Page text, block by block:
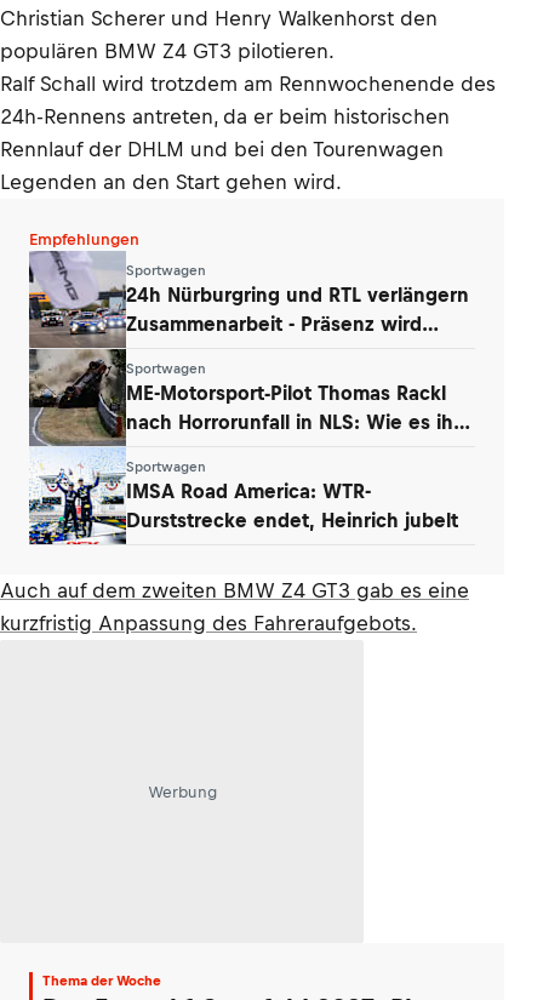
Christian Scherer und Henry Walkenhorst den
populären BMW Z4 GT3 pilotieren.
Ralf Schall wird trotzdem am Rennwochenende des
24h-Rennens antreten, da er beim historischen
Rennlauf der DHLM und bei den Tourenwagen
Legenden an den Start gehen wird.
Empfehlungen
Sportwagen
24h Nürburgring und RTL verlängern
Zusammenarbeit - Präsenz wird
Sportwagen
ME-Motorsport-Pilot Thomas Rackl
nach Horrorunfall in NLS: Wie es ihm
Sportwagen
IMSA Road America: WTR-
Durststrecke endet, Heinrich jubelt
Auch auf dem zweiten BMW Z4 GT3 gab es eine
kurzfristig Anpassung des Fahreraufgebots.
Werbung
Thema der Woche